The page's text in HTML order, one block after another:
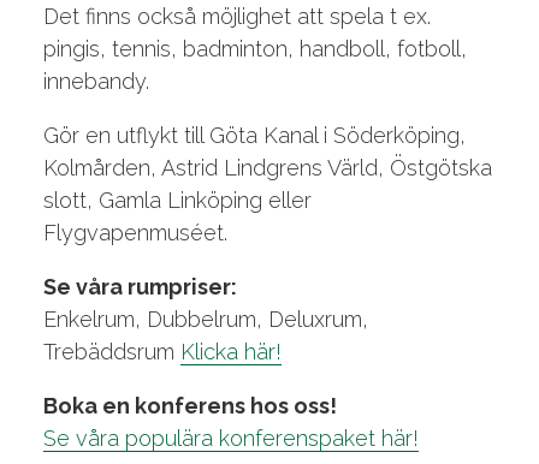
Det finns också möjlighet att spela t ex.
pingis, tennis, badminton, handboll, fotboll,
innebandy.
Gör en utflykt till Göta Kanal i Söderköping,
Kolmården, Astrid Lindgrens Värld, Östgötska
slott, Gamla Linköping eller
Flygvapenmuséet.
Se våra rumpriser:
Enkelrum, Dubbelrum, Deluxrum,
Trebäddsrum Klicka här!
Boka en konferens hos oss!
Se våra populära konferenspaket här!